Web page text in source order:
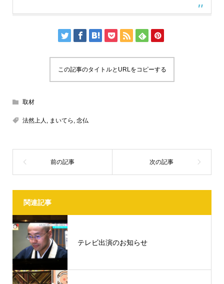
この記事のタイトルとURLをコピーする
取材
法然上人 まいてら 念仏
関連記事
テレビ出演のお知らせ